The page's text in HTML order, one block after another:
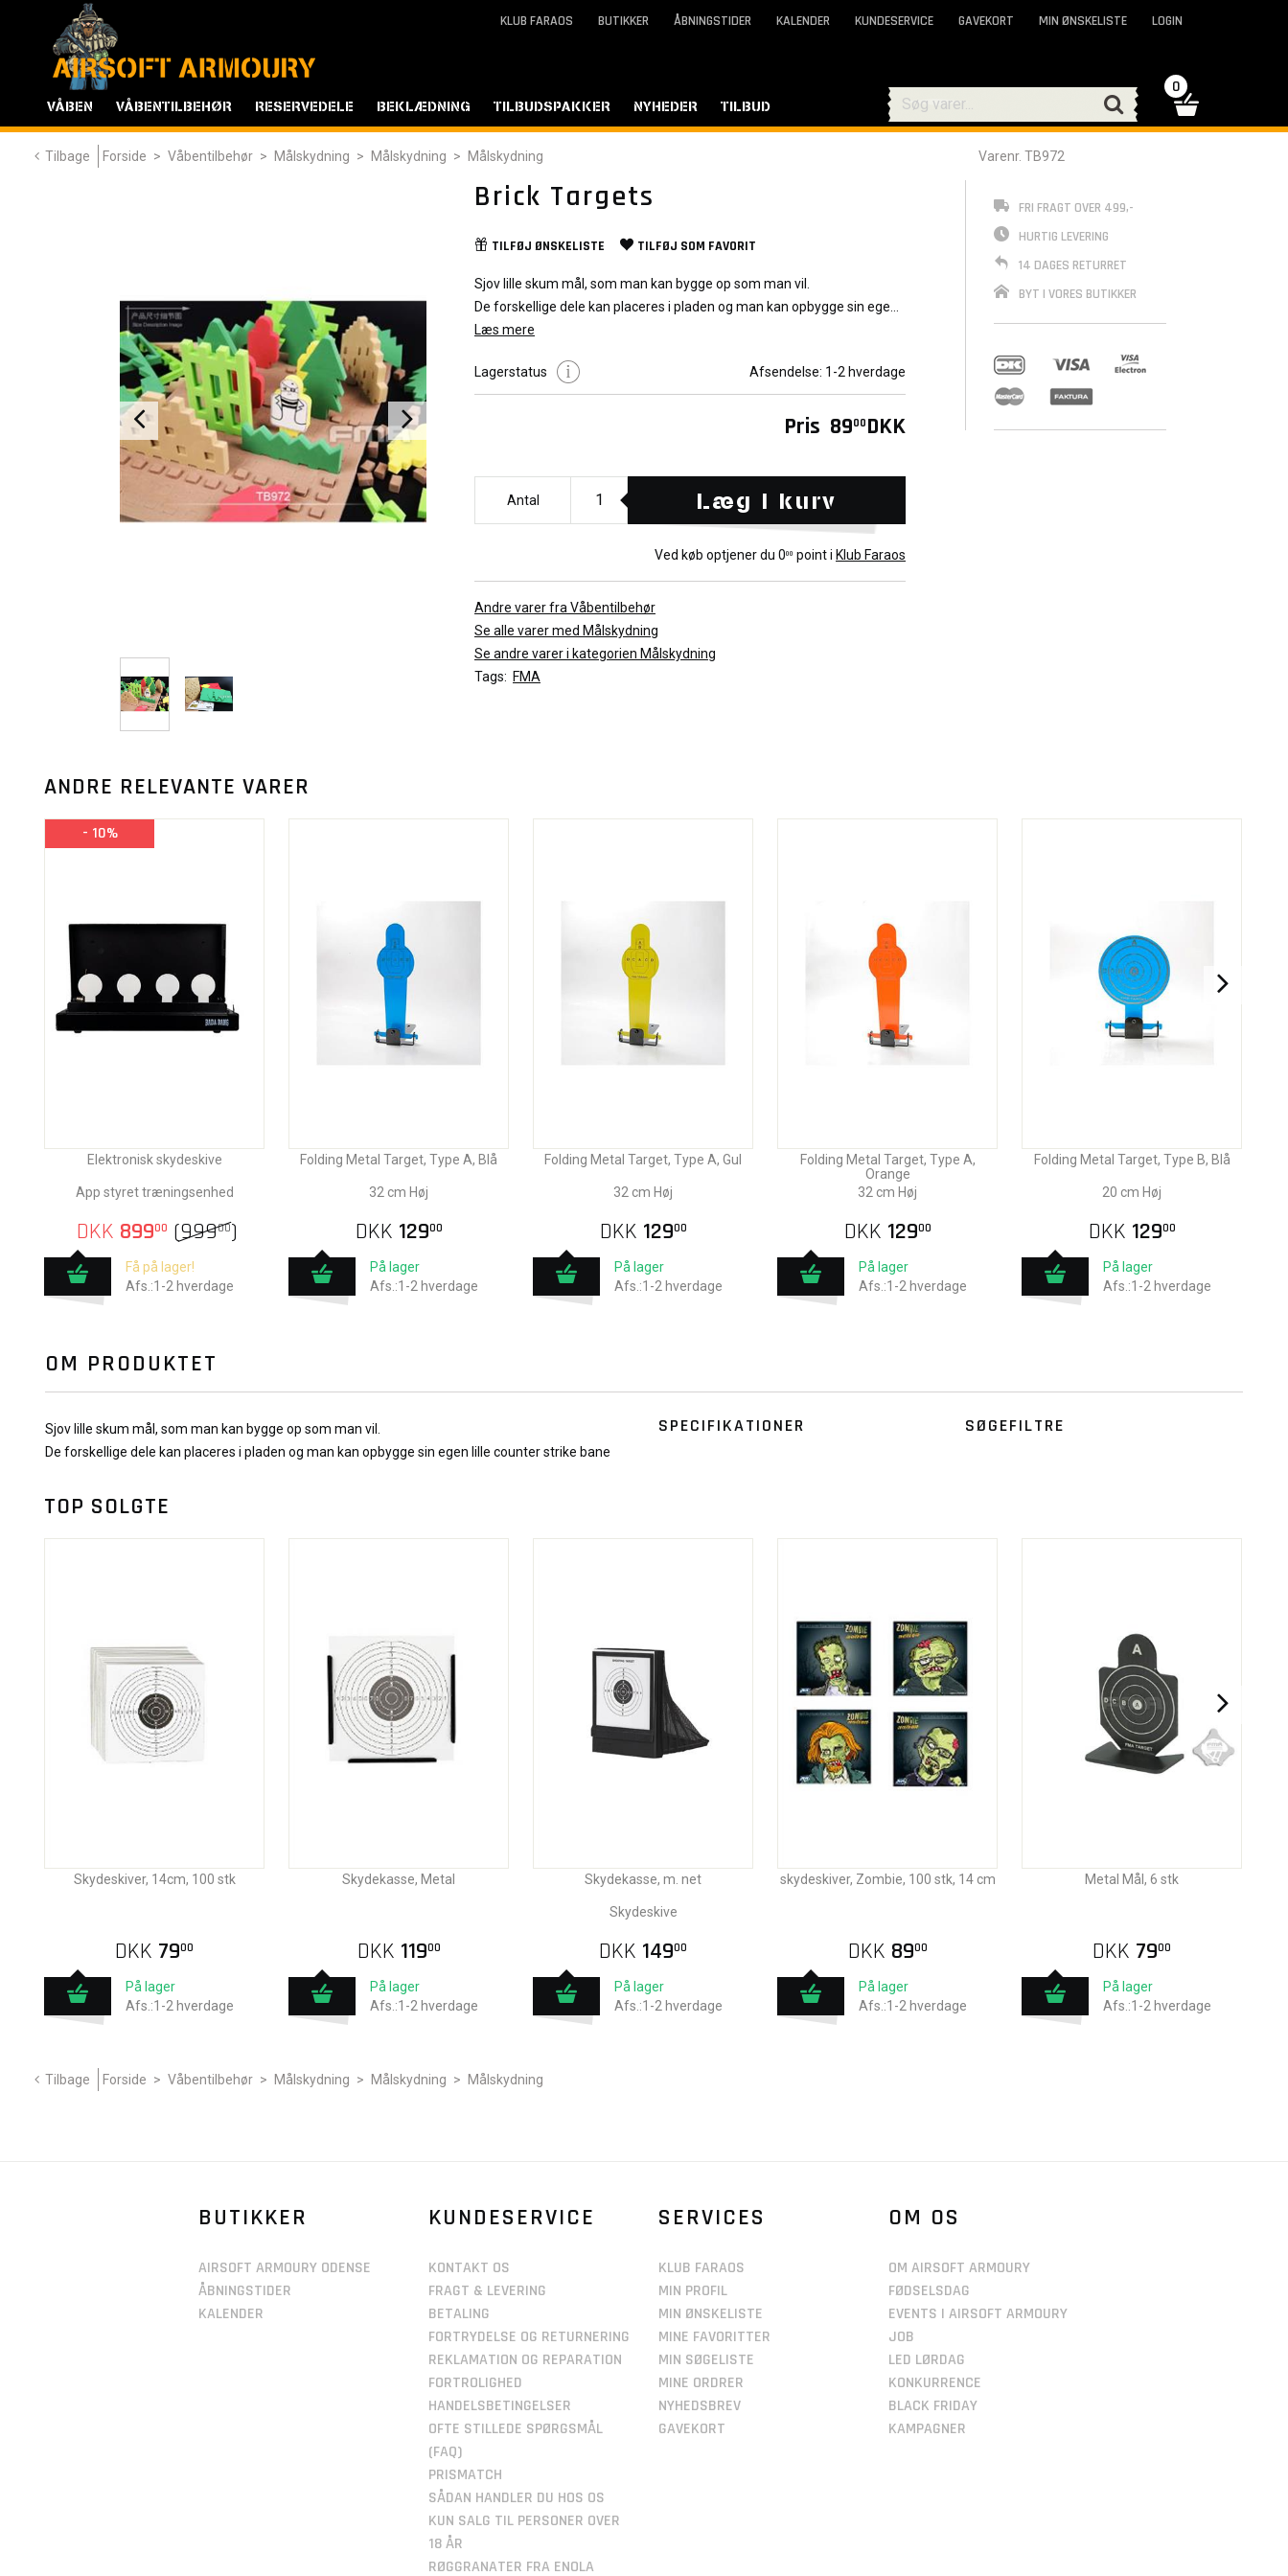
Tilbage Forside > Våbentilbehør > Målskydning > Målskydning > Målskydning Varenr. TB972
Brick Targets
TILFØJ ØNSKELISTE TILFØJ SOM FAVORIT
Sjov lille skum mål, som man kan bygge op som man vil.
De forskellige dele kan placeres i pladen og man kan opbygge sin egen
lille counter strike bane
Læs mere
Lagerstatus Afsendelse: 1-2 hverdage
Pris 8900 DKK
Antal Læg i kurv
Ved køb optjener du 000 point i Klub Faraos
Andre varer fra Våbentilbehør
Se alle varer med Målskydning
Se andre varer i kategorien Målskydning
Tags: FMA
FRI FRAGT OVER 499,-
HURTIG LEVERING
14 DAGES RETURRET
BYT I VORES BUTIKKER
ANDRE RELEVANTE VARER
- 10%
Elektronisk skydeskive
App styret træningsenhed
DKK 89900 (99900)
Få på lager!
Afs.:1-2 hverdage
Folding Metal Target, Type A, Blå
32 cm Høj
DKK 12900
På lager
Afs.:1-2 hverdage
Folding Metal Target, Type A, Gul
32 cm Høj
DKK 12900
På lager
Afs.:1-2 hverdage
Folding Metal Target, Type A,
Orange
32 cm Høj
DKK 12900
På lager
Afs.:1-2 hverdage
Folding Metal Target, Type B, Blå
20 cm Høj
DKK 12900
På lager
Afs.:1-2 hverdage
OM PRODUKTET
Sjov lille skum mål, som man kan bygge op som man vil.
De forskellige dele kan placeres i pladen og man kan opbygge sin egen lille counter strike bane
SPECIFIKATIONER SØGEFILTRE
TOP SOLGTE
Skydeskiver, 14cm, 100 stk
DKK 7900
På lager
Afs.:1-2 hverdage
Skydekasse, Metal
DKK 11900
På lager
Afs.:1-2 hverdage
Skydekasse, m. net
Skydeskive
DKK 14900
På lager
Afs.:1-2 hverdage
skydeskiver, Zombie, 100 stk, 14 cm
DKK 8900
På lager
Afs.:1-2 hverdage
Metal Mål, 6 stk
DKK 7900
På lager
Afs.:1-2 hverdage
Tilbage Forside > Våbentilbehør > Målskydning > Målskydning > Målskydning
KLUB FARAOS BUTIKKER ÅBNINGSTIDER KALENDER KUNDESERVICE GAVEKORT MIN ØNSKELISTE LOGIN
VÅBEN VÅBENTILBEHØR RESERVEDELE BEKLÆDNING TILBUDSPAKKER NYHEDER TILBUD
0
BUTIKKER
AIRSOFT ARMOURY ODENSE
ÅBNINGSTIDER
KALENDER
KUNDESERVICE
KONTAKT OS
FRAGT & LEVERING
BETALING
FORTRYDELSE OG RETURNERING
REKLAMATION OG REPARATION
FORTROLIGHED
HANDELSBETINGELSER
OFTE STILLEDE SPØRGSMÅL
(FAQ)
PRISMATCH
SÅDAN HANDLER DU HOS OS
KUN SALG TIL PERSONER OVER
18 ÅR
RØGGRANATER FRA ENOLA
SERVICES
KLUB FARAOS
MIN PROFIL
MIN ØNSKELISTE
MINE FAVORITTER
MIN SØGELISTE
MINE ORDRER
NYHEDSBREV
GAVEKORT
OM OS
OM AIRSOFT ARMOURY
FØDSELSDAG
EVENTS I AIRSOFT ARMOURY
JOB
LED LØRDAG
KONKURRENCE
BLACK FRIDAY
KAMPAGNER